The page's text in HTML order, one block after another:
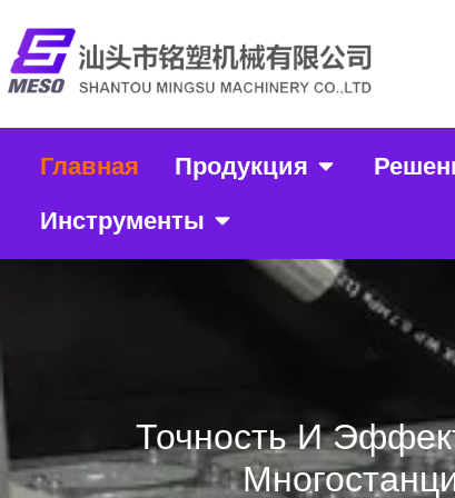
Главная Продукция
Инструменты
Точность И